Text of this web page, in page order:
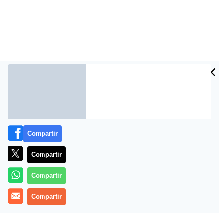
Compartir
Compartir
Compartir
Compartir